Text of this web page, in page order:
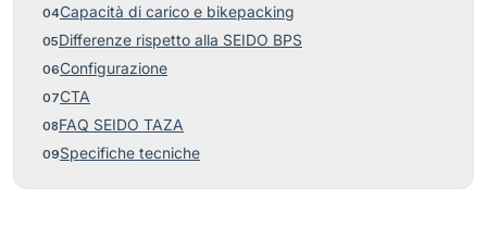
Capacità di carico e bikepacking
Differenze rispetto alla SEIDO BPS
Configurazione
CTA
FAQ SEIDO TAZA
Specifiche tecniche